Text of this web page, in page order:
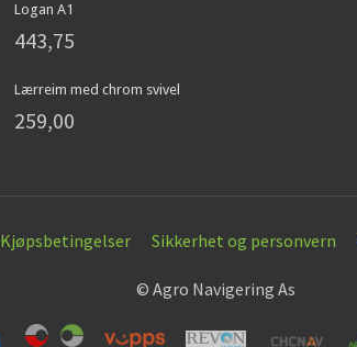
Logan A1
443,75
Lærreim med chrom svivel
259,00
Kjøpsbetingelser Sikkerhet og personvern
© Agro Navigering As